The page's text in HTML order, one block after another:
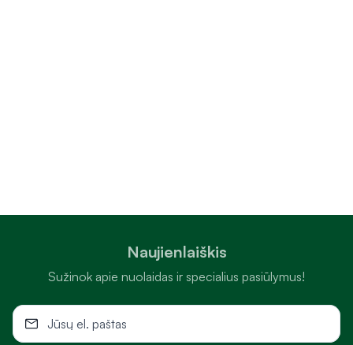
Naujienlaiškis
Sužinok apie nuolaidas ir specialius pasiūlymus!